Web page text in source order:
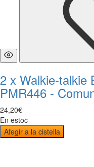
2 x Walkie-talkie
PMR446 -
24,20€
En estoc
Afegir a la cistella